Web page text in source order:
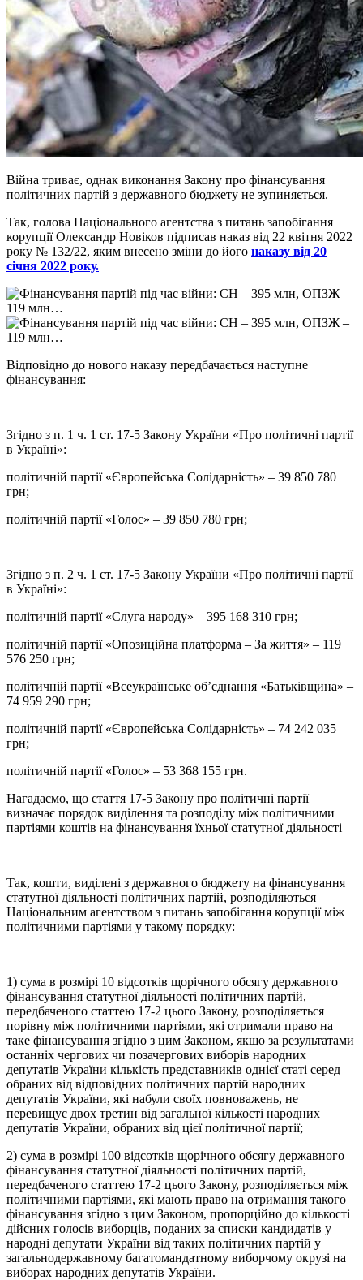
Війна триває, однак виконання Закону про фінансування
політичних партій з державного бюджету не зупиняється.
Так, голова Національного агентства з питань запобігання
корупції Олександр Новіков підписав наказ від 22 квітня 2022
року № 132/22, яким внесено зміни до його наказу від 20
січня 2022 року.
Відповідно до нового наказу передбачається наступне
фінансування:
Згідно з п. 1 ч. 1 ст. 17-5 Закону України «Про політичні партії
в Україні»:
політичній партії «Європейська Солідарність» – 39 850 780
грн;
політичній партії «Голос» – 39 850 780 грн;
Згідно з п. 2 ч. 1 ст. 17-5 Закону України «Про політичні партії
в Україні»:
політичній партії «Слуга народу» – 395 168 310 грн;
політичній партії «Опозиційна платформа – За життя» – 119
576 250 грн;
політичній партії «Всеукраїнське об’єднання «Батьківщина» –
74 959 290 грн;
політичній партії «Європейська Солідарність» – 74 242 035
грн;
політичній партії «Голос» – 53 368 155 грн.
Нагадаємо, що стаття 17-5 Закону про політичні партії
визначає порядок виділення та розподілу між політичними
партіями коштів на фінансування їхньої статутної діяльності
Так, кошти, виділені з державного бюджету на фінансування
статутної діяльності політичних партій, розподіляються
Національним агентством з питань запобігання корупції між
політичними партіями у такому порядку:
1) сума в розмірі 10 відсотків щорічного обсягу державного
фінансування статутної діяльності політичних партій,
передбаченого статтею 17-2 цього Закону, розподіляється
порівну між політичними партіями, які отримали право на
таке фінансування згідно з цим Законом, якщо за результатами
останніх чергових чи позачергових виборів народних
депутатів України кількість представників однієї статі серед
обраних від відповідних політичних партій народних
депутатів України, які набули своїх повноважень, не
перевищує двох третин від загальної кількості народних
депутатів України, обраних від цієї політичної партії;
2) сума в розмірі 100 відсотків щорічного обсягу державного
фінансування статутної діяльності політичних партій,
передбаченого статтею 17-2 цього Закону, розподіляється між
політичними партіями, які мають право на отримання такого
фінансування згідно з цим Законом, пропорційно до кількості
дійсних голосів виборців, поданих за списки кандидатів у
народні депутати України від таких політичних партій у
загальнодержавному багатомандатному виборчому окрузі на
виборах народних депутатів України.